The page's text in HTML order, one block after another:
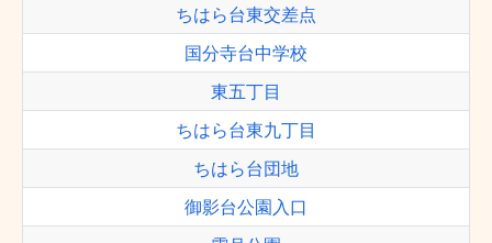
ちはら台東交差点
国分寺台中学校
東五丁目
ちはら台東九丁目
ちはら台団地
御影台公園入口